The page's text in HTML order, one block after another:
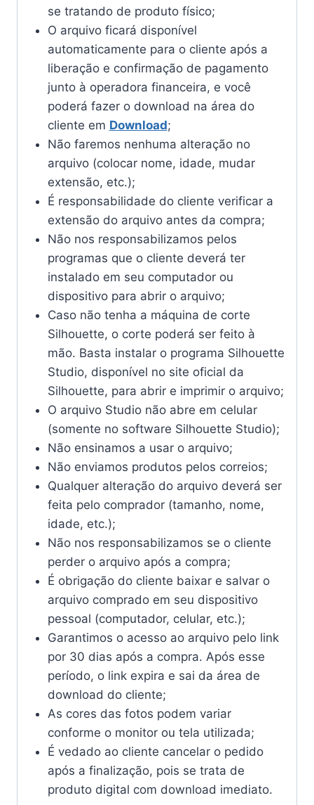
se tratando de produto físico;
O arquivo ficará disponível
automaticamente para o cliente após a
liberação e confirmação de pagamento
junto à operadora financeira, e você
poderá fazer o download na área do
cliente em Download;
Não faremos nenhuma alteração no
arquivo (colocar nome, idade, mudar
extensão, etc.);
É responsabilidade do cliente verificar a
extensão do arquivo antes da compra;
Não nos responsabilizamos pelos
programas que o cliente deverá ter
instalado em seu computador ou
dispositivo para abrir o arquivo;
Caso não tenha a máquina de corte
Silhouette, o corte poderá ser feito à
mão. Basta instalar o programa Silhouette
Studio, disponível no site oficial da
Silhouette, para abrir e imprimir o arquivo;
O arquivo Studio não abre em celular
(somente no software Silhouette Studio);
Não ensinamos a usar o arquivo;
Não enviamos produtos pelos correios;
Qualquer alteração do arquivo deverá ser
feita pelo comprador (tamanho, nome,
idade, etc.);
Não nos responsabilizamos se o cliente
perder o arquivo após a compra;
É obrigação do cliente baixar e salvar o
arquivo comprado em seu dispositivo
pessoal (computador, celular, etc.);
Garantimos o acesso ao arquivo pelo link
por 30 dias após a compra. Após esse
período, o link expira e sai da área de
download do cliente;
As cores das fotos podem variar
conforme o monitor ou tela utilizada;
É vedado ao cliente cancelar o pedido
após a finalização, pois se trata de
produto digital com download imediato.